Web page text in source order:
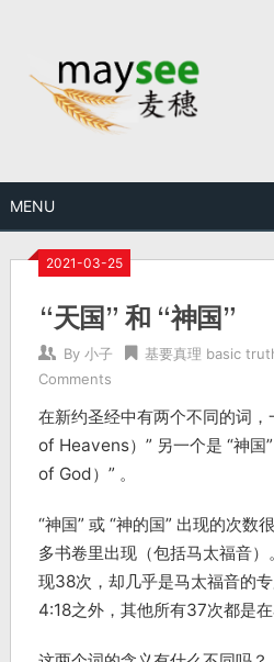
MENU
2021-03-25
“天国” 和 “神国”
By 小子 基要真理 basic
Comments
在新约圣经中有两个不同的词
of Heavens）” 另一个是 “神国
of God）” 。
“神国” 或 “神的国” 出现的次数
多书卷里出现（包括马太福音）
现38次，却几乎是马太福音的
4:18之外，其他所有37次都是在